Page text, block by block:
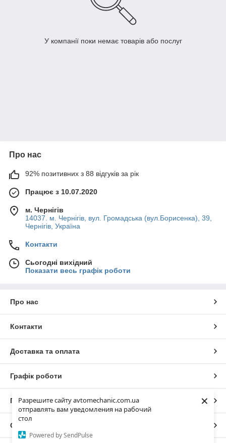
Разрешите сайту avtomechanic.com.ua
отправлять вам уведомления на рабочий
стол
Powered by SendPulse
×
У компанії поки немає товарів або послуг
Про нас
92% позитивних з 88 відгуків за рік
Працює з 10.07.2020
м. Чернігів
14037. м. Чернігів, вул. Громадська (вул.Борисенка), 39,
Чернігів, Україна
Контакти
Сьогодні вихідний
Показати весь графік роботи
Про нас
Контакти
Доставка та оплата
Графік роботи
Повна версія сайту
Сайт створено на маркетплейсі